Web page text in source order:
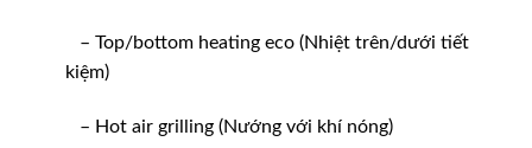
– Top/bottom heating eco (Nhiệt trên/dưới tiết
kiệm)
– Hot air grilling (Nướng với khí nóng)